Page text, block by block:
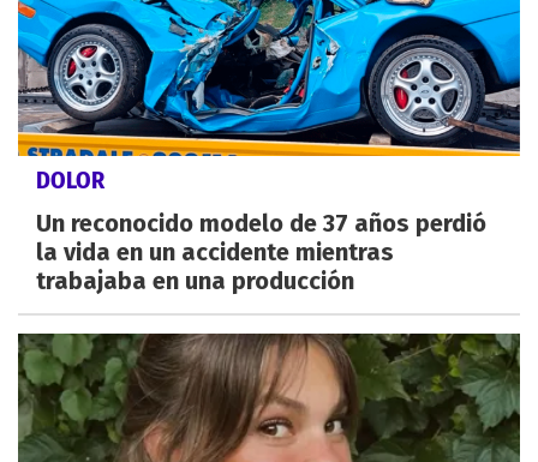
DOLOR
Un reconocido modelo de 37 años perdió
la vida en un accidente mientras
trabajaba en una producción